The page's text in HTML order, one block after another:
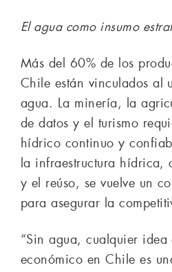
El agua como insumo
Más del 60% de los
Chile están vinculados al
agua. La minería, la
de datos y el turismo
hídrico continuo y
la infraestructura hídrica,
y el reúso, se vuelve un
para asegurar la
“Sin agua, cualquier
económico en Chile es